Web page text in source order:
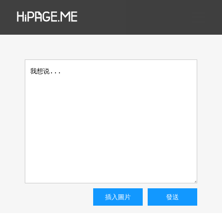
發送
插入圖片